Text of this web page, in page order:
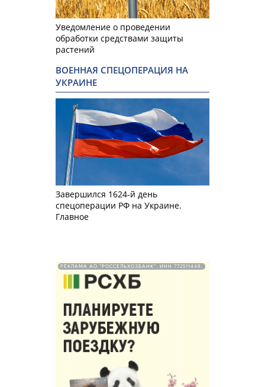
Уведомление о проведении
обработки средствами защиты
растений
ВОЕННАЯ СПЕЦОПЕРАЦИЯ НА
УКРАИНЕ
Завершился 1624-й день
спецоперации РФ на Украине.
Главное
РЕКЛАМА АО "РОССЕЛЬХОЗБАНК". ИНН 772511448.